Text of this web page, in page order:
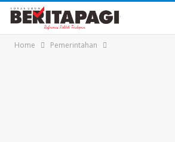
Home Pemerintahan